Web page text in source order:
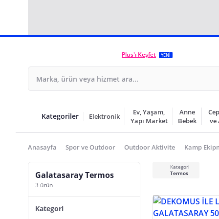
Plus'ı Keşfet YENİ
Kategoriler Elektronik
Ev, Yaşam,
Yapı Market
Anne
Bebek
ve
Anasayfa Spor ve Outdoor Outdoor Aktivite Kamp
Galatasaray Termos
3 ürün
Kategori
Kategori
Termos